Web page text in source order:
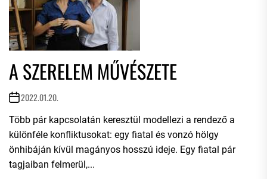
A SZERELEM MŰVÉSZETE
2022.01.20.
Több pár kapcsolatán keresztül modellezi a rendező a
különféle konfliktusokat: egy fiatal és vonzó hölgy
önhibáján kívül magányos hosszú ideje. Egy fiatal pár
tagjaiban felmerül,...